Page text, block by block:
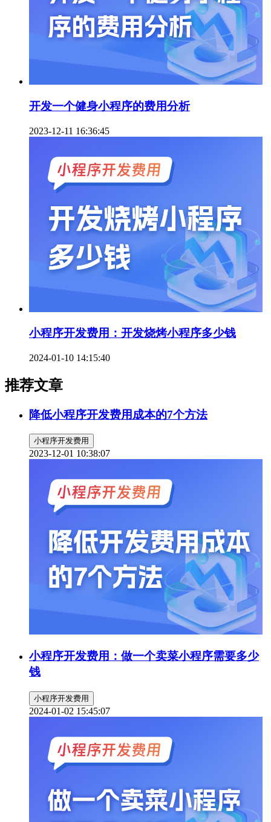
开发一个健身小程序的费用分析
2023-12-11 16:36:45
小程序开发费用：开发烧烤小程序多少钱
2024-01-10 14:15:40
推荐文章
降低小程序开发费用成本的7个方法
小程序开发费用
2023-12-01 10:38:07
小程序开发费用：做一个卖菜小程序需要多少
钱
小程序开发费用
2024-01-02 15:45:07